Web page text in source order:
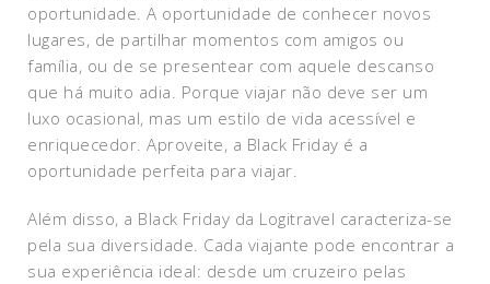
oportunidade. A oportunidade de conhecer novos
lugares, de partilhar momentos com amigos ou
família, ou de se presentear com aquele descanso
que há muito adia. Porque viajar não deve ser um
luxo ocasional, mas um estilo de vida acessível e
enriquecedor. Aproveite, a Black Friday é a
oportunidade perfeita para viajar.
Além disso, a Black Friday da Logitravel caracteriza-se
pela sua diversidade. Cada viajante pode encontrar a
sua experiência ideal: desde um cruzeiro pelas